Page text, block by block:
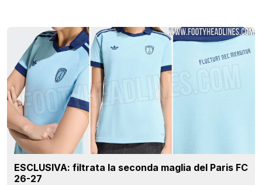
ESCLUSIVA: filtrata la seconda maglia del Paris FC
26-27